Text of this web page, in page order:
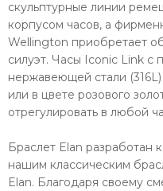
скульптурные линии
корпусом часов, а
Wellington приобретает
силуэт. Часы Iconic Link с
нержавеющей стали
или в цвете розового
отрегулировать в любой
Браслет Elan разработан
нашим классическим
Elan. Благодаря своему